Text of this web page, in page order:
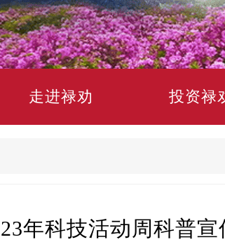
走进禄劝 投资禄
年科技活动周科普